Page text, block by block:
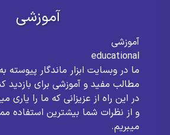
آموزشی
آموزشی
educational
ما در وبسایت ابزار ماندگار پیوسته
مطالب مفید و آموزشی برای بازدید
در این راه از عزیزانی که ما را یاری
و از نظرات شما بیشترین استفاده
میبریم.